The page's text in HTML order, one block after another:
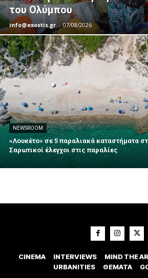
του Ολύμπου
info@exostis.gr - 07/08/2026
NEWSROOM
«Λουκέτο» σε 5 παραλιακά καταστήματα
Σαρωτικοί έλεγχοι στις παραλίες
CINEMA INTERVIEWS MIND THE
URBANITIES
ΘΕΜΑΤΑ